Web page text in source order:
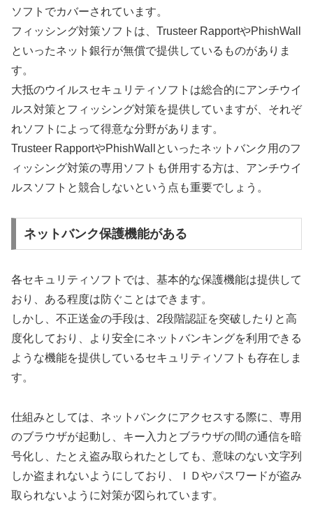
ソフトでカバーされています。
フィッシング対策ソフトは、Trusteer RapportやPhishWall
といったネット銀行が無償で提供しているものがありま
す。
大抵のウイルスセキュリティソフトは総合的にアンチウイ
ルス対策とフィッシング対策を提供していますが、それぞ
れソフトによって得意な分野があります。
Trusteer RapportやPhishWallといったネットバンク用のフ
ィッシング対策の専用ソフトも併用する方は、アンチウイ
ルスソフトと競合しないという点も重要でしょう。
ネットバンク保護機能がある
各セキュリティソフトでは、基本的な保護機能は提供して
おり、ある程度は防ぐことはできます。
しかし、不正送金の手段は、2段階認証を突破したりと高
度化しており、より安全にネットバンキングを利用できる
ような機能を提供しているセキュリティソフトも存在しま
す。
仕組みとしては、ネットバンクにアクセスする際に、専用
のブラウザが起動し、キー入力とブラウザの間の通信を暗
号化し、たとえ盗み取られたとしても、意味のない文字列
しか盗まれないようにしており、ＩＤやパスワードが盗み
取られないように対策が図られています。